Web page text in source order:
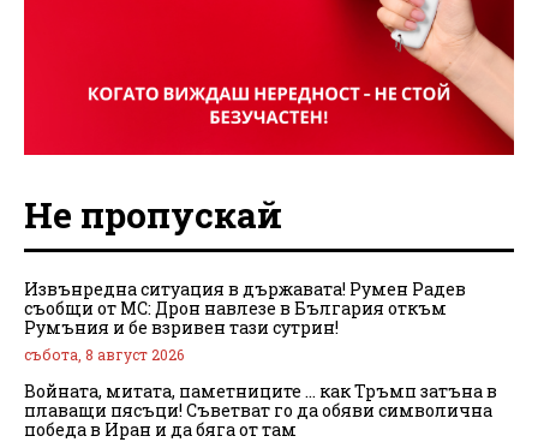
Не пропускай
Извънредна ситуация в държавата! Румен Радев
съобщи от МС: Дрон навлезе в България откъм
Румъния и бе взривен тази сутрин!
събота, 8 август 2026
Войната, митата, паметниците … как Тръмп затъна в
плаващи пясъци! Съветват го да обяви символична
победа в Иран и да бяга от там